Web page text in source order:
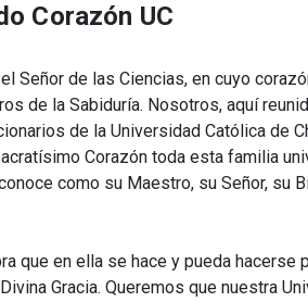
Corazón UC
Señor de las Ciencias, en cuyo
de la Sabiduría. Nosotros, aquí
de la Universidad Católica de
Corazón toda esta familia
como su Maestro, su Señor, su
que en ella se hace y pueda hacerse
Gracia. Queremos que nuestra